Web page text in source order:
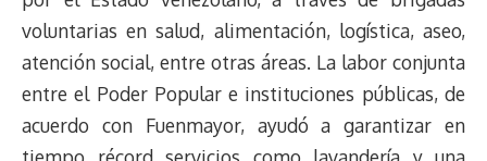
voluntarias en salud, alimentación, logística, aseo,
atención social, entre otras áreas. La labor conjunta
entre el Poder Popular e instituciones públicas, de
acuerdo con Fuenmayor, ayudó a garantizar en